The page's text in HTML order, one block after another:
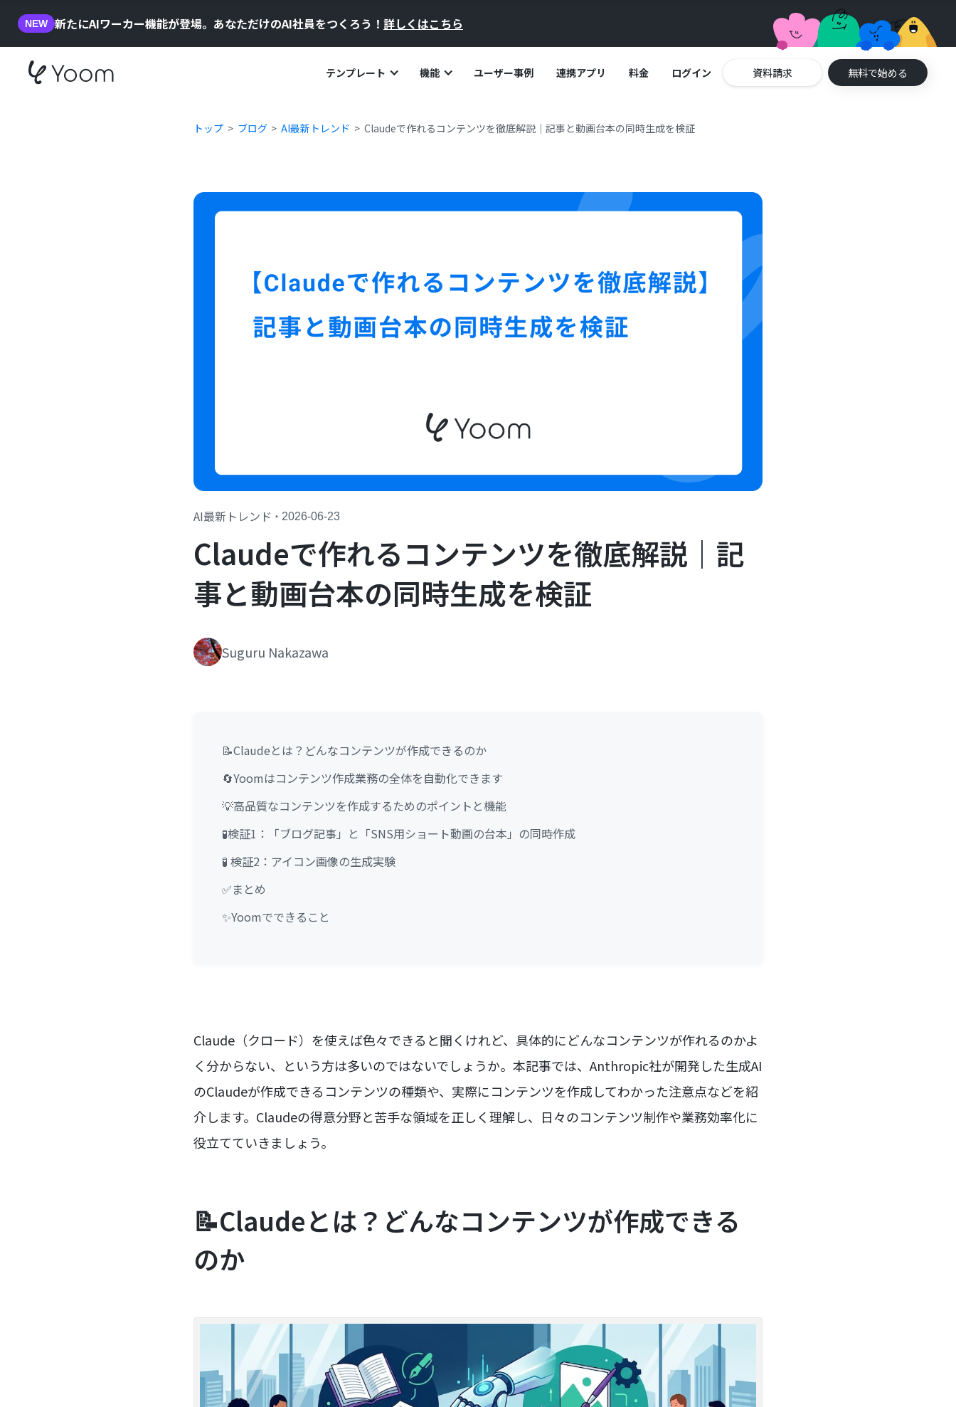
NEW 新たにAIワーカー機能が登場。あなただけのAI社員をつくろう！ 詳しくはこちら
テンプレート 機能 ユーザー事例 連携アプリ 料金 ログイン 資料請求 無料で始める
トップ ブログ AI最新トレンド Claudeで作れるコンテンツを徹底解説｜記事と動画台本の同時生成を検証
AI最新トレンド ・ 2026-06-23
Claudeで作れるコンテンツを徹底解説｜記
事と動画台本の同時生成を検証
Suguru Nakazawa
📝Claudeとは？どんなコンテンツが作成できるのか
🔄Yoomはコンテンツ作成業務の全体を自動化できます
💡高品質なコンテンツを作成するためのポイントと機能
🧪検証1：「ブログ記事」と「SNS用ショート動画の台本」の同時作成
🧪 検証2：アイコン画像の生成実験
✅まとめ
✨Yoomでできること
Claude（クロード）を使えば色々できると聞くけれど、具体的にどんなコンテンツが作れるのかよ
く分からない、という方は多いのではないでしょうか。本記事では、Anthropic社が開発した生成AI
のClaudeが作成できるコンテンツの種類や、実際にコンテンツを作成してわかった注意点などを紹
介します。Claudeの得意分野と苦手な領域を正しく理解し、日々のコンテンツ制作や業務効率化に
役立てていきましょう。
📝Claudeとは？どんなコンテンツが作成できる
のか